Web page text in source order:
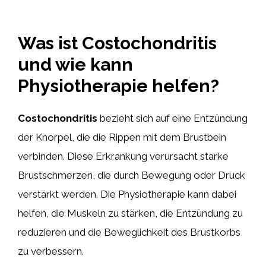
Was ist Costochondritis
und wie kann
Physiotherapie helfen?
Costochondritis bezieht sich auf eine Entzündung
der Knorpel, die die Rippen mit dem Brustbein
verbinden. Diese Erkrankung verursacht starke
Brustschmerzen, die durch Bewegung oder Druck
verstärkt werden. Die Physiotherapie kann dabei
helfen, die Muskeln zu stärken, die Entzündung zu
reduzieren und die Beweglichkeit des Brustkorbs
zu verbessern.